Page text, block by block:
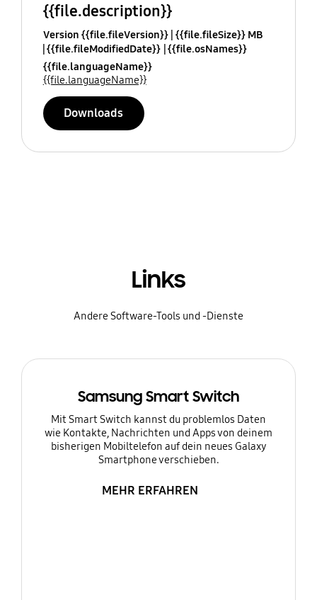
{{file.description}}
Version {{file.fileVersion}} {{file.fileSize}} MB
{{file.fileModifiedDate}} {{file.osNames}}
{{file.languageName}}
{{file.languageName}}
Downloads
Links
Andere Software-Tools und -Dienste
Samsung Smart Switch
Mit Smart Switch kannst du problemlos Daten
wie Kontakte, Nachrichten und Apps von deinem
bisherigen Mobiltelefon auf dein neues Galaxy
Smartphone verschieben.
MEHR ERFAHREN